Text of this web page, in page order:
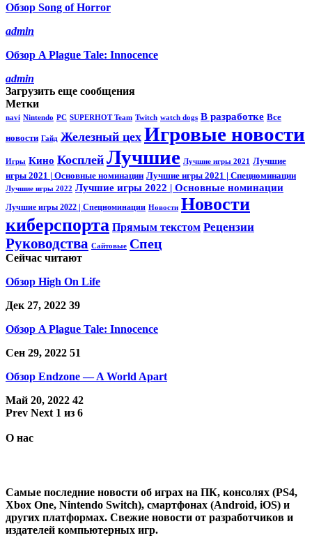
Обзор Song of Horror
admin
Обзор A Plague Tale: Innocence
admin
Загрузить еще сообщения
Метки
navi Nintendo PC SUPERHOT Team Twitch watch dogs В разработке Все
новости Гайд Железный цех Игровые новости
Игры Кино Косплей Лучшие Лучшие игры 2021
Лучшие
игры 2021 | Основные номинации Лучшие игры 2021 | Спецноминации
Лучшие игры 2022 Лучшие игры 2022 | Основные номинации
Лучшие игры 2022 | Спецноминации Новости Новости
киберспорта Прямым текстом Рецензии
Руководства Сайтовые Спец
Сейчас читают
Обзор High On Life
Дек 27, 2022 39
Обзор A Plague Tale: Innocence
Сен 29, 2022 51
Обзор Endzone — A World Apart
Май 20, 2022 42
Prev Next 1 из 6
О нас
Самые последние новости об играх на ПК, консолях (PS4,
Xbox One, Nintendo Switch), смартфонах (Android, iOS) и
других платформах. Свежие новости от разработчиков и
издателей компьютерных игр.